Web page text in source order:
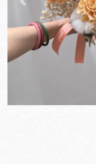
Previous